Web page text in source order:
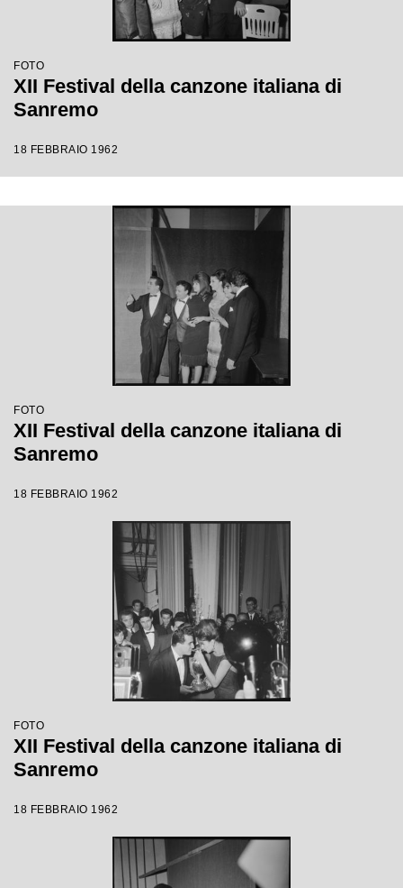
FOTO
XII Festival della canzone italiana di
Sanremo
18 FEBBRAIO 1962
FOTO
XII Festival della canzone italiana di
Sanremo
18 FEBBRAIO 1962
FOTO
XII Festival della canzone italiana di
Sanremo
18 FEBBRAIO 1962